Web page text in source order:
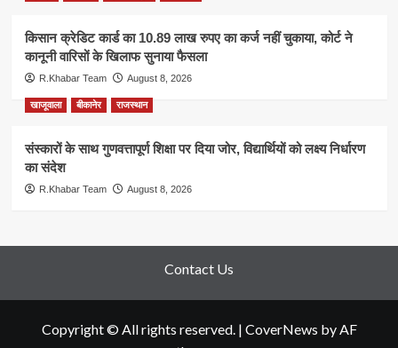
किसान क्रेडिट कार्ड का 10.89 लाख रुपए का कर्ज नहीं चुकाया, कोर्ट ने
कानूनी वारिसों के खिलाफ सुनाया फैसला
R.Khabar Team August 8, 2026
खाजूवाला बीकानेर राजस्थान
संस्कारों के साथ गुणवत्तापूर्ण शिक्षा पर दिया जोर, विद्यार्थियों को लक्ष्य निर्धारण
का संदेश
R.Khabar Team August 8, 2026
Contact Us
Copyright © All rights reserved. | CoverNews by AF